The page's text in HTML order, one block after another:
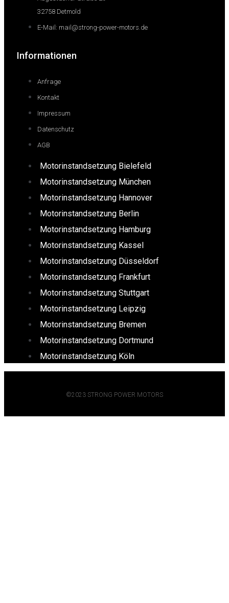
32758 Detmold
E-Mail: mail@strong-power-motors.de
Informationen
Anfrage
Kontakt
Impressum
Datenschutz
AGB
Motorinstandsetzung Bielefeld
Motorinstandsetzung München
Motorinstandsetzung Hannover
Motorinstandsetzung Berlin
Motorinstandsetzung Hamburg
Motorinstandsetzung Kassel
Motorinstandsetzung Düsseldorf
Motorinstandsetzung Frankfurt
Motorinstandsetzung Stuttgart
Motorinstandsetzung Leipzig
Motorinstandsetzung Bremen
Motorinstandsetzung Dortmund
Motorinstandsetzung Köln
©2023 STRONG POWER MOTORS